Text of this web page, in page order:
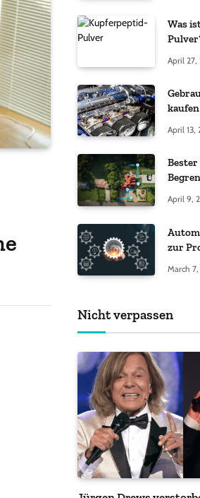
Was
April 27,
April 13,
bei
April 9,
zur
im
March
Nicht verpassen